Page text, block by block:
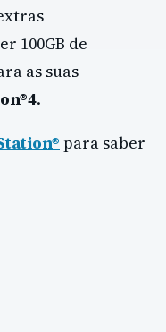
100GB de
as suas
.
para saber